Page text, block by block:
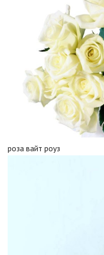
роза вайт роуз